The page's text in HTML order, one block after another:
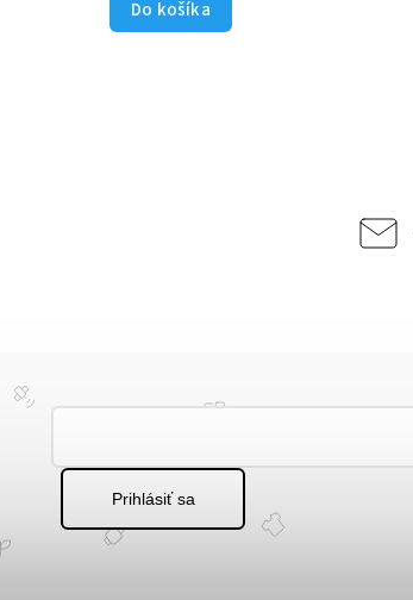
Do košíka
Prihlásiť sa